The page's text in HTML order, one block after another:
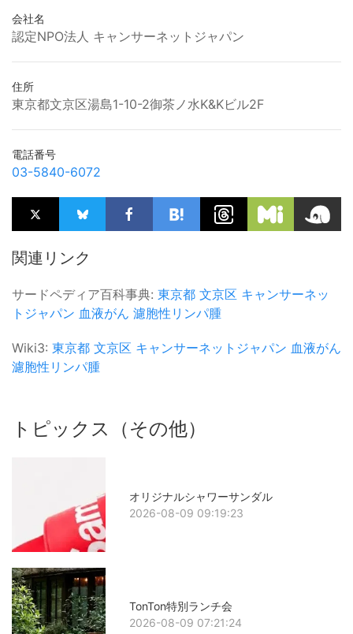
会社名
認定NPO法人 キャンサーネットジャパン
住所
東京都文京区湯島1-10-2御茶ノ水K&Kビル2F
電話番号
03-5840-6072
関連リンク
サードペディア百科事典: 東京都 文京区 キャンサーネッ
トジャパン 血液がん 濾胞性リンパ腫
Wiki3: 東京都 文京区 キャンサーネットジャパン 血液がん
濾胞性リンパ腫
トピックス（その他）
オリジナルシャワーサンダル
2026-08-09 09:19:23
TonTon特別ランチ会
2026-08-09 07:21:24